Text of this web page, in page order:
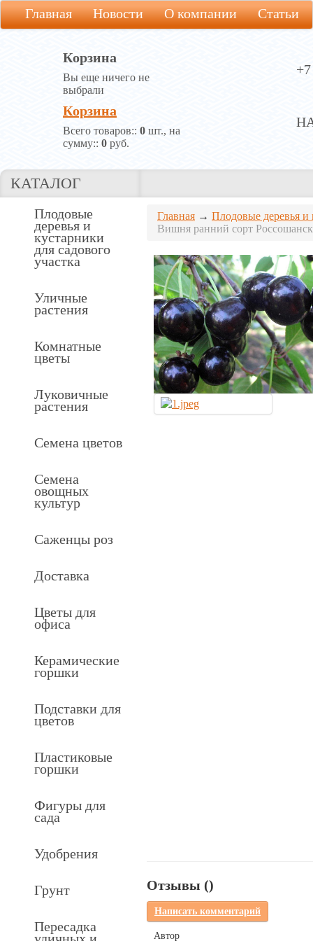
Главная Новости О компании Статьи
Корзина
Вы еще ничего не
выбрали
Корзина
Всего товаров:: 0 шт., на
сумму:: 0 руб.
КАТАЛОГ
Плодовые
деревья и
кустарники
для садового
участка
Уличные
растения
Комнатные
цветы
Луковичные
растения
Семена цветов
Семена
овощных
культур
Саженцы роз
Доставка
Цветы для
офиса
Керамические
горшки
Подставки для
цветов
Пластиковые
горшки
Фигуры для
сада
Удобрения
Грунт
Пересадка
Главная → Плодовые деревья и
Вишня ранний сорт
Отзывы ()
Написать комментарий
Автор